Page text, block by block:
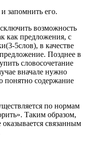
запомнить его.
возможность
как предложения, с
5слов), в качестве
Позднее в
словосочетание
вначале нужно
понятно содержание
по нормам
Таким образом,
связанным